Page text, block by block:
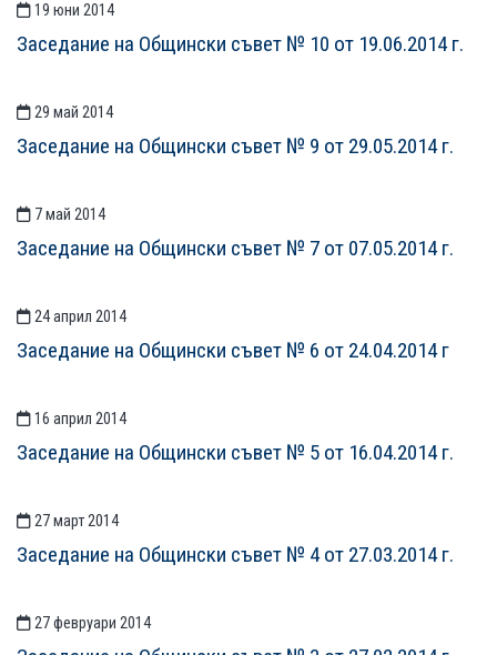
19 юни 2014
Заседание на Общински съвет № 10 от 19.06.2014 г.
29 май 2014
Заседание на Общински съвет № 9 от 29.05.2014 г.
7 май 2014
Заседание на Общински съвет № 7 от 07.05.2014 г.
24 април 2014
Заседание на Общински съвет № 6 от 24.04.2014 г
16 април 2014
Заседание на Общински съвет № 5 от 16.04.2014 г.
27 март 2014
Заседание на Общински съвет № 4 от 27.03.2014 г.
27 февруари 2014